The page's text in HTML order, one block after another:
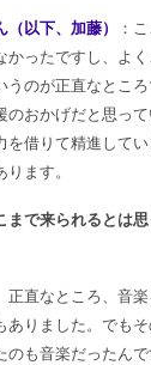
以下、加藤）
：
かったですし、よ
うのが正直なとこ
のおかげだと思っ
を借りて精進して
ります。
で来られるとは思
正直なところ、音
ありました。でも
のも音楽だったん